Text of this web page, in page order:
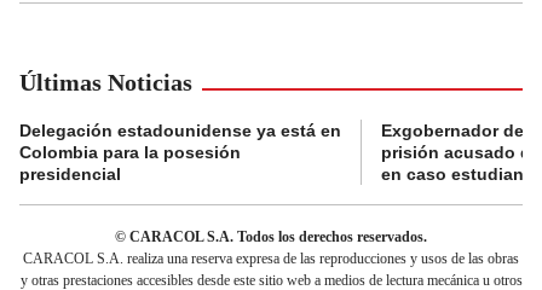
Últimas Noticias
Delegación estadounidense ya está en
Colombia para la posesión
presidencial
Exgobernador de
prisión acusado
en caso
© CARACOL S.A. Todos los derechos reservados.
CARACOL S.A. realiza una reserva expresa de las reproducciones y usos de las obras
y otras prestaciones accesibles desde este sitio web a medios de lectura mecánica u otros